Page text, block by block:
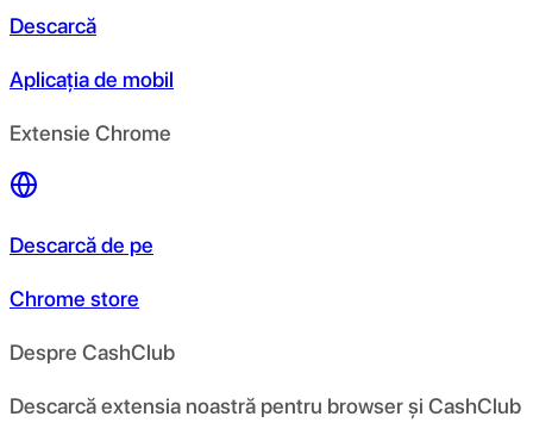
Descarcă
Aplicația de mobil
Extensie Chrome
Descarcă de pe
Chrome store
Despre CashClub
Descarcă extensia noastră pentru browser și CashClub